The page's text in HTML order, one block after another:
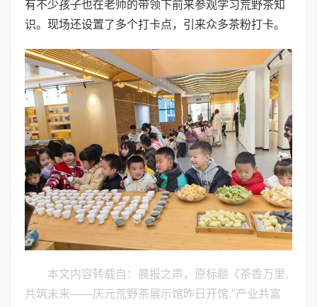
有不少孩子也在老师的带领下前来参观学习荒野茶知
识。现场还设置了多个打卡点，引来众多茶粉打卡。
本文内容转载自：晨报之声，原标题《茶香万里,
共筑未来——庆元荒野茶展示馆昨日开馆,"产业共富